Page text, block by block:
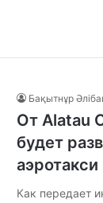
Бақытнұр
От Alatau
будет
аэротакси
Как передает